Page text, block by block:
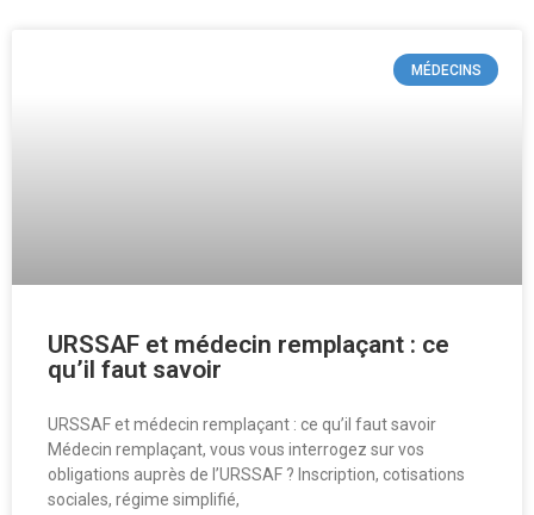
MÉDECINS
URSSAF et médecin remplaçant : ce
qu’il faut savoir
URSSAF et médecin remplaçant : ce qu’il faut savoir
Médecin remplaçant, vous vous interrogez sur vos
obligations auprès de l’URSSAF ? Inscription, cotisations
sociales, régime simplifié,